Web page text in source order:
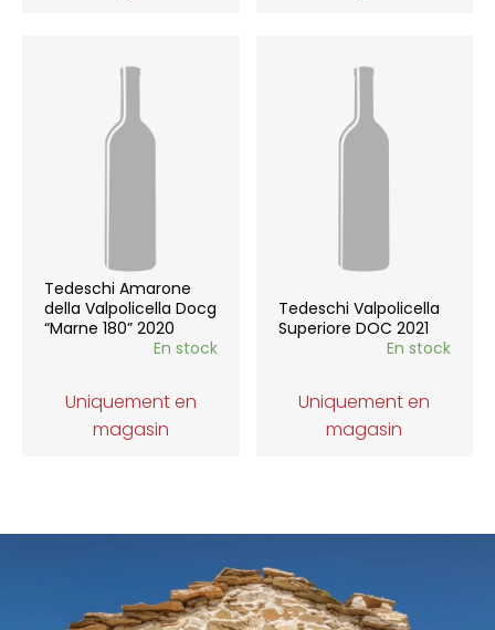
Tedeschi Amarone
della Valpolicella Docg
“Marne 180” 2020
En stock
Uniquement en
magasin
Tedeschi Valpolicella
Superiore DOC 2021
En stock
Uniquement en
magasin